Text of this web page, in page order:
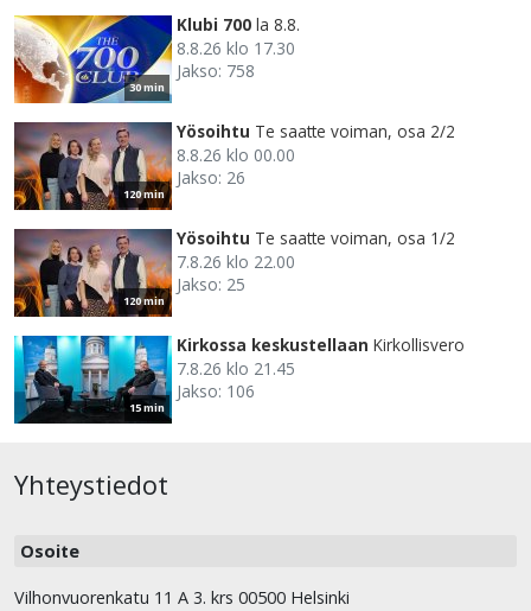
30 min
Klubi 700 la 8.8.
8.8.26 klo 17.30
Jakso: 758
120 min
Yösoihtu Te saatte voiman, osa 2/2
8.8.26 klo 00.00
Jakso: 26
120 min
Yösoihtu Te saatte voiman, osa 1/2
7.8.26 klo 22.00
Jakso: 25
15 min
Kirkossa keskustellaan Kirkollisvero
7.8.26 klo 21.45
Jakso: 106
Yhteystiedot
Osoite
Vilhonvuorenkatu 11 A 3. krs 00500 Helsinki